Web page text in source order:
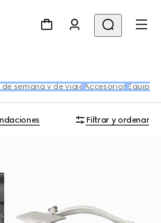
de semana y de viaje Accesorios
Filtrar y ordenar